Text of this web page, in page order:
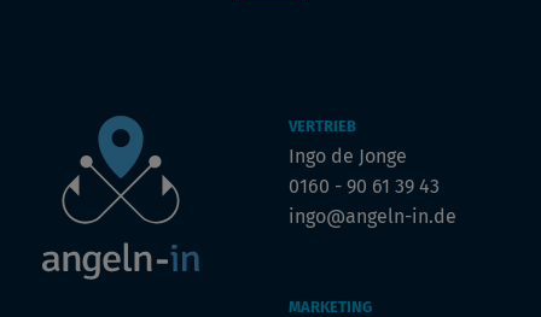
VERTRIEB
Ingo de Jonge
0160 - 90 61 39 43
ingo@angeln-in.de
MARKETING